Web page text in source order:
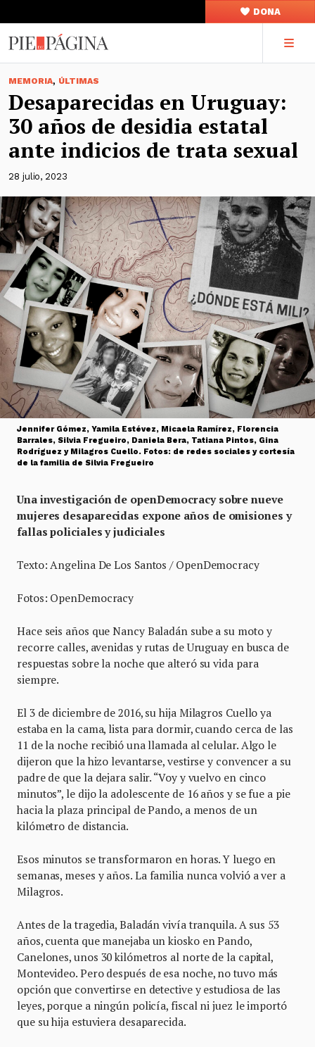
DONA
MEMORIA, ÚLTIMAS
Desaparecidas en Uruguay:
30 años de desidia estatal
ante indicios de trata sexual
28 julio, 2023
Jennifer Gómez, Yamila Estévez, Micaela Ramírez, Florencia
Barrales, Silvia Fregueiro, Daniela Bera, Tatiana Pintos, Gina
Rodríguez y Milagros Cuello. Fotos: de redes sociales y cortesía
de la familia de Silvia Fregueiro
Una investigación de openDemocracy sobre nueve
mujeres desaparecidas expone años de omisiones y
fallas policiales y judiciales
Texto: Angelina De Los Santos / OpenDemocracy
Fotos: OpenDemocracy
Hace seis años que Nancy Baladán sube a su moto y
recorre calles, avenidas y rutas de Uruguay en busca de
respuestas sobre la noche que alteró su vida para
siempre.
El 3 de diciembre de 2016, su hija Milagros Cuello ya
estaba en la cama, lista para dormir, cuando cerca de las
11 de la noche recibió una llamada al celular. Algo le
dijeron que la hizo levantarse, vestirse y convencer a su
padre de que la dejara salir. “Voy y vuelvo en cinco
minutos”, le dijo la adolescente de 16 años y se fue a pie
hacia la plaza principal de Pando, a menos de un
kilómetro de distancia.
Esos minutos se transformaron en horas. Y luego en
semanas, meses y años. La familia nunca volvió a ver a
Milagros.
Antes de la tragedia, Baladán vivía tranquila. A sus 53
años, cuenta que manejaba un kiosko en Pando,
Canelones, unos 30 kilómetros al norte de la capital,
Montevideo. Pero después de esa noche, no tuvo más
opción que convertirse en detective y estudiosa de las
leyes, porque a ningún policía, fiscal ni juez le importó
que su hija estuviera desaparecida.